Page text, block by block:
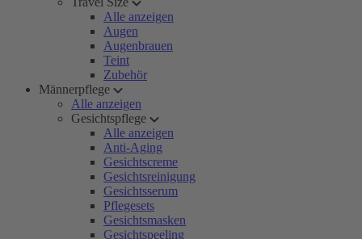
Alle anzeigen
Augen
Augenbrauen
Teint
Zubehör
Männerpflege
Alle anzeigen
Gesichtspflege
Alle anzeigen
Anti-Aging
Gesichtscreme
Gesichtsreinigung
Gesichtsserum
Pflegesets
Gesichtsmasken
Gesichtspeeling